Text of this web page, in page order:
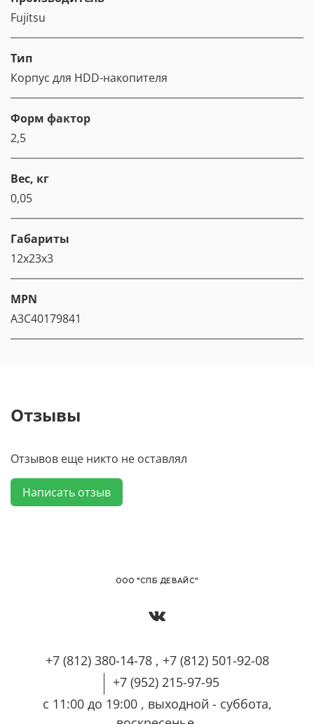
Fujitsu
Тип
Корпус для HDD-накопителя
Форм фактор
2,5
Вес, кг
0,05
Габариты
12x23x3
MPN
A3C40179841
Отзывы
Отзывов еще никто не оставлял
Написать отзыв
+7 (812) 380-14-78 , +7 (812) 501-92-08
+7 (952) 215-97-95
с 11:00 до 19:00 , выходной - суббота,
OОО "СПБ ДЕВАЙС"